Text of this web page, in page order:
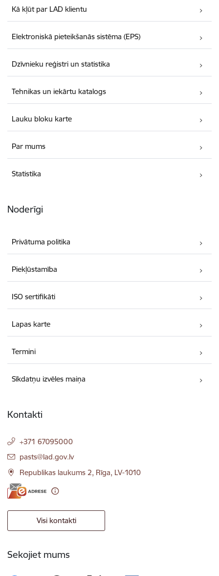
Kā kļūt par LAD klientu
Elektroniskā pieteikšanās sistēma (EPS)
Dzīvnieku reģistri un statistika
Tehnikas un iekārtu katalogs
Lauku bloku karte
Par mums
Statistika
Noderīgi
Privātuma politika
Piekļūstamība
ISO sertifikāti
Lapas karte
Termini
Sīkdatņu izvēles maiņa
Kontakti
+371 67095000
E-pasts:
pasts@lad.gov.lv
Republikas laukums 2, Rīga, LV-1010
Visi kontakti
Sekojiet mums